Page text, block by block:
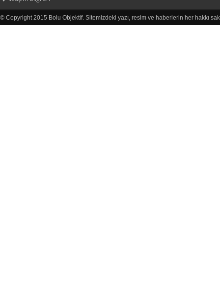
© Copyright 2015 Bolu Objektif. Sitemizdeki yazı, resim ve haberlerin her hakkı